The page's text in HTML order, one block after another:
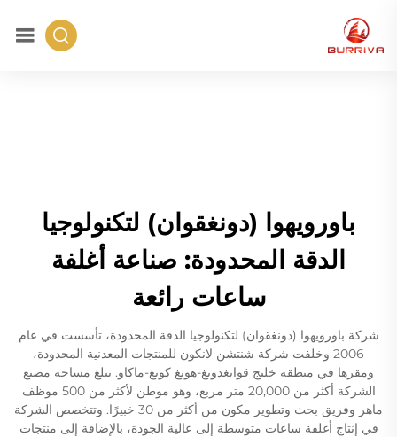
باورويهوا (دونغقوان) لتكنولوجيا
الدقة المحدودة: صناعة أغلفة
ساعات رائعة
شركة باورويهوا (دونغقوان) لتكنولوجيا الدقة المحدودة، تأسست في عام
2006 وخلفت شركة شنتشن لانكون للمنتجات المعدنية المحدودة،
ومقرها في منطقة خليج قوانغدونغ-هونغ كونغ-ماكاو. تبلغ مساحة مصنع
الشركة أكثر من 20,000 متر مربع، وهو موطن لأكثر من 500 موظف
ماهر وفريق بحث وتطوير مكون من أكثر من 30 خبيرًا. وتتخصص الشركة
في إنتاج أغلفة ساعات متوسطة إلى عالية الجودة، بالإضافة إلى منتجات